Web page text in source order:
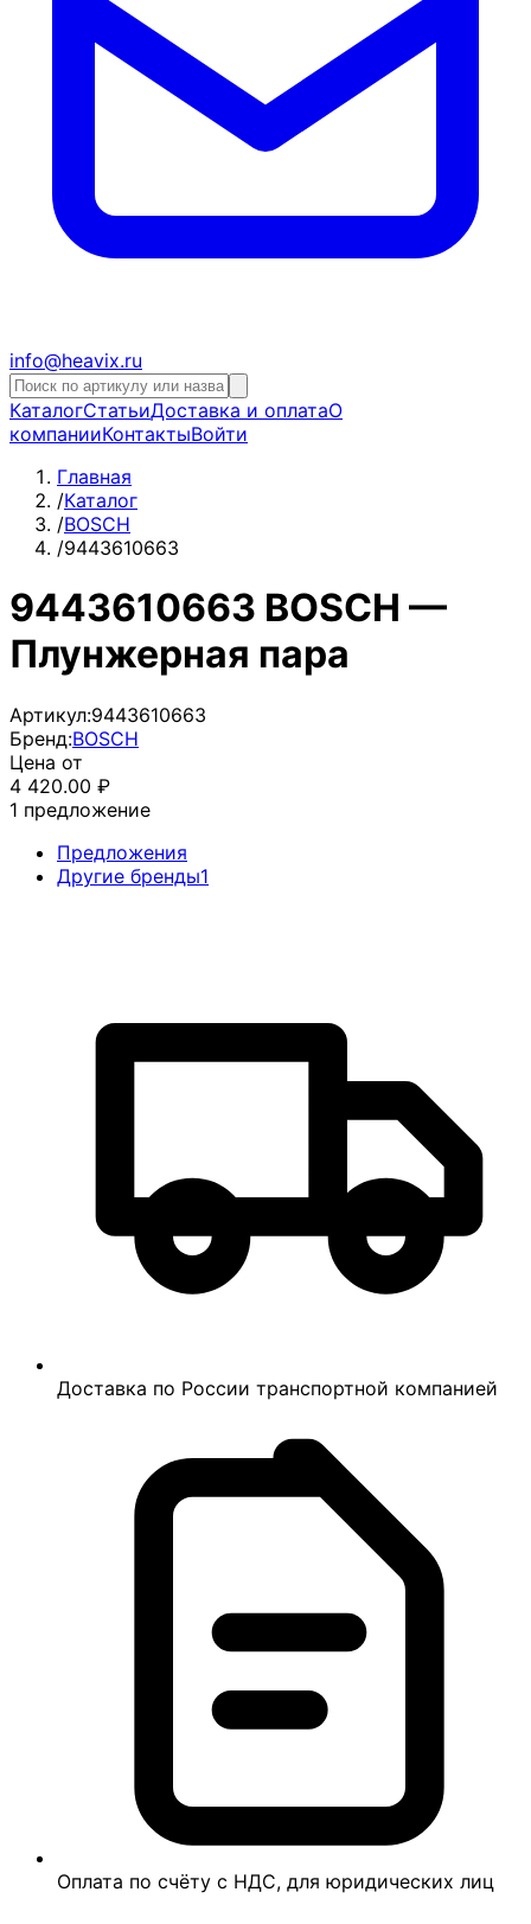
info@heavix.ru
КаталогСтатьиДоставка и оплатаО
компанииКонтактыВойти
Главная
/Каталог
/BOSCH
/9443610663
9443610663 BOSCH —
Плунжерная пара
Артикул:9443610663
Бренд:BOSCH
Цена от
4 420.00 ₽
1 предложение
Предложения
Другие бренды1
Доставка по России транспортной компанией
Оплата по счёту с НДС, для юридических лиц